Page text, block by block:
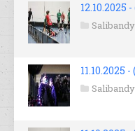
12.10.2025
Salibandy
11.10.2025
Salibandy